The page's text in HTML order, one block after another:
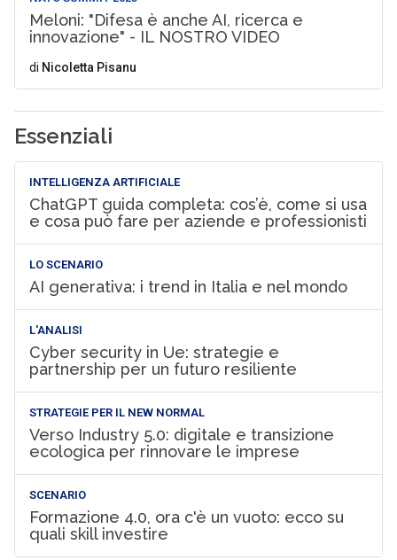
Meloni: "Difesa è anche AI, ricerca e
innovazione" - IL NOSTRO VIDEO
di Nicoletta Pisanu
Essenziali
INTELLIGENZA ARTIFICIALE
ChatGPT guida completa: cos’è, come si usa
e cosa può fare per aziende e professionisti
LO SCENARIO
AI generativa: i trend in Italia e nel mondo
L'ANALISI
Cyber security in Ue: strategie e
partnership per un futuro resiliente
STRATEGIE PER IL NEW NORMAL
Verso Industry 5.0: digitale e transizione
ecologica per rinnovare le imprese
SCENARIO
Formazione 4.0, ora c'è un vuoto: ecco su
quali skill investire